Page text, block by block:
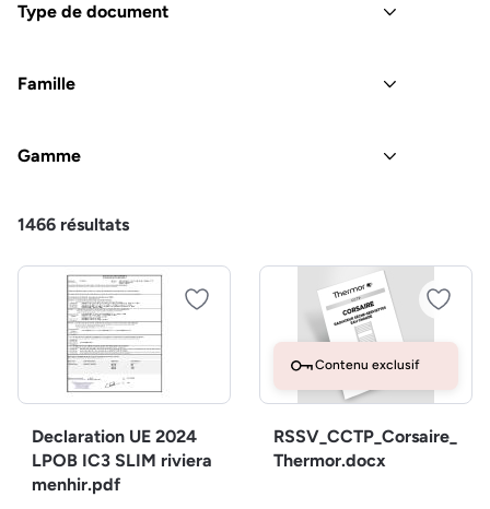
Type de document
Famille
Gamme
1466 résultats
Declaration UE 2024
LPOB IC3 SLIM riviera
menhir.pdf
Contenu exclusif
RSSV_CCTP_Corsaire_
Thermor.docx